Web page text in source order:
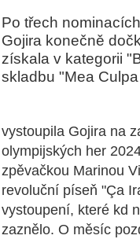
Po třech
Gojira konečně
získala v kategorii
skladbu "Mea
vystoupila Gojira na
olympijských her
zpěvačkou Marinou
revoluční píseň "Ça
vystoupení, které kd
zaznělo. O měsíc